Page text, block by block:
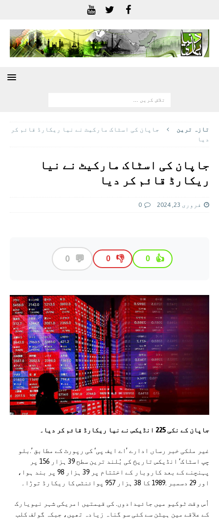
تازہ ترين
جاپان کی اسٹاک مارکیٹ نے نیا ریکارڈ قائم کر
دیا
جاپان کی اسٹاک مارکیٹ نے نیا
ریکارڈ قائم کر دیا
فروری 23, 2024 0
👍
0
👎
0
💬
0
جاپان کے نکی 225 انڈیکس نے نیا ریکارڈ قائم کر دیا۔
غیر ملکی خبر رساں ادارے ’اے ایف پی‘ کی رپورٹ کے مطابق ’.بلو
چپ اسٹاک‘ انڈیکس تاریخ کی بُلند ترین سطح 39 ہزار 156 پر
پہنچنے کے بعد کاروبار کے اختتام پر 39 ہزار 98 پر بند ہوا،
اور 29 دسمبر .1989 کا 38 ہزار 957 پوائنٹس کا ریکارڈ توڑا۔
اُس وقت ٹوکیو میں جائیدادوں. کی قیمتیں امریکی شہر نیویارک
کے علاقے مین ہیٹن سے کئی سو گناہ زیادہ تھیں، جبکہ گولف کلب